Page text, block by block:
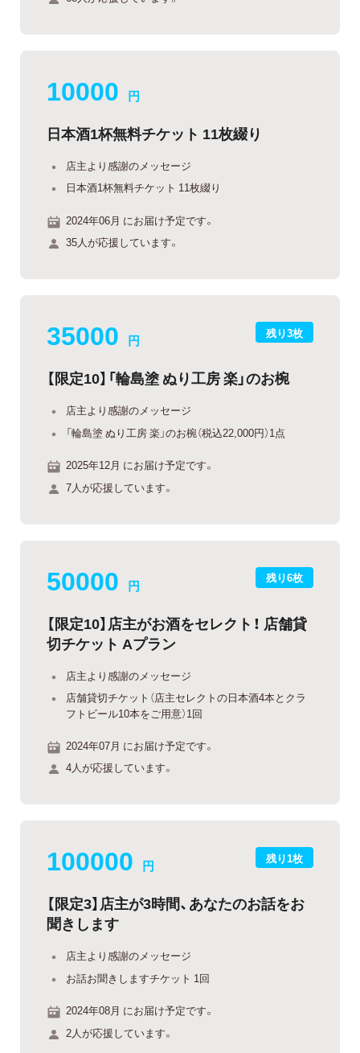
10000 円
日本酒1杯無料チケット 11枚綴り
店主より感謝のメッセージ
日本酒1杯無料チケット 11枚綴り
2024年06月 にお届け予定です。
35人が応援しています。
残り3枚
35000 円
【限定10】「輪島塗 ぬり工房 楽」のお椀
店主より感謝のメッセージ
「輪島塗 ぬり工房 楽」のお椀（税込22,000円）1点
2025年12月 にお届け予定です。
7人が応援しています。
残り6枚
50000 円
【限定10】店主がお酒をセレクト！ 店舗貸
切チケット Aプラン
店主より感謝のメッセージ
店舗貸切チケット（店主セレクトの日本酒4本とクラ
フトビール10本をご用意）1回
2024年07月 にお届け予定です。
4人が応援しています。
残り1枚
100000 円
【限定3】店主が3時間、あなたのお話をお
聞きします
店主より感謝のメッセージ
お話お聞きしますチケット 1回
2024年08月 にお届け予定です。
2人が応援しています。